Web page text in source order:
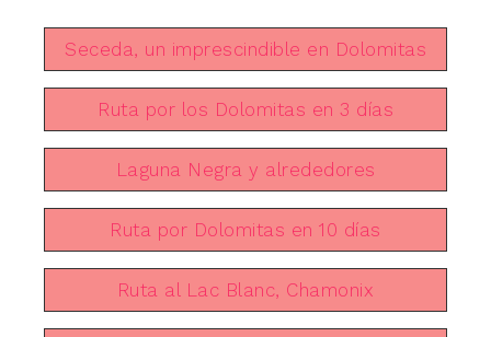
Seceda, un imprescindible en Dolomitas
Ruta por los Dolomitas en 3 días
Laguna Negra y alrededores
Ruta por Dolomitas en 10 días
Ruta al Lac Blanc, Chamonix